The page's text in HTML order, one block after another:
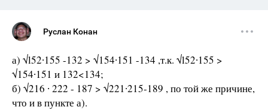
Руслан Конан
а) √l52∙155 -132 > √154∙151 -134 ,т.к. √l52∙155 >
√154∙151 и 132<134;
б) √216 ∙ 222 - 187 > √221∙215-189 , по той же причине,
что и в пункте а).